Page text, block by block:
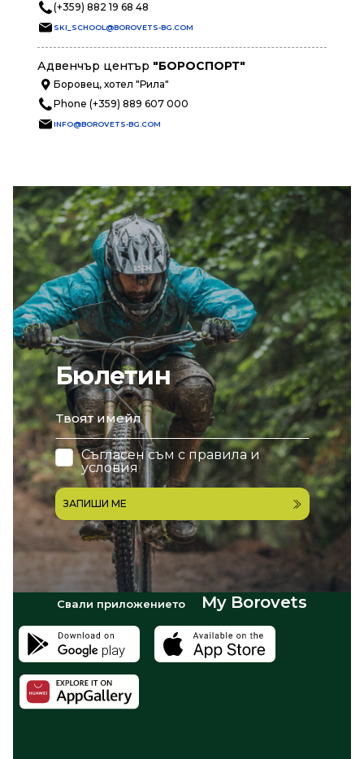
Бюлетин
email
Съгласен съм с правила и
условия
ЗАПИШИ МЕ
(+359) 882 19 68 48
SKI_SCHOOL@BOROVETS-BG.COM
Адвенчър център "БОРОСПОРТ"
Боровец, хотел "Рила"
Phone (+359) 889 607 000
INFO@BOROVETS-BG.COM
Свали приложението My Borovets